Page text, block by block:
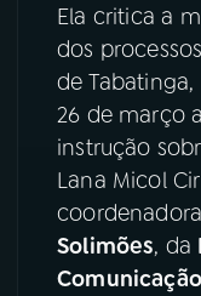
06 VIDEOCASTS
ÚLTIMAS
08FESTIVAL
ACOMPANHE A
Ela critica a
dos
de
26 de março
instrução
Lana Micol
Solimões, da
Comunicação